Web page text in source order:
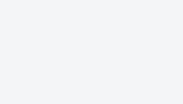
в его прочности, огнестойкости и
важно понимать, что предложенные
материала. В натуральном камне
является природным, натуральным.